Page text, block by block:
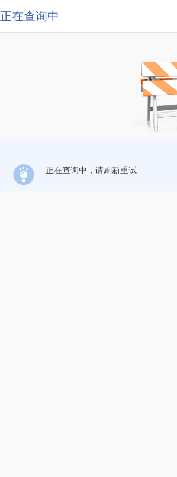
正在查询中
正在查询中，请刷新重试